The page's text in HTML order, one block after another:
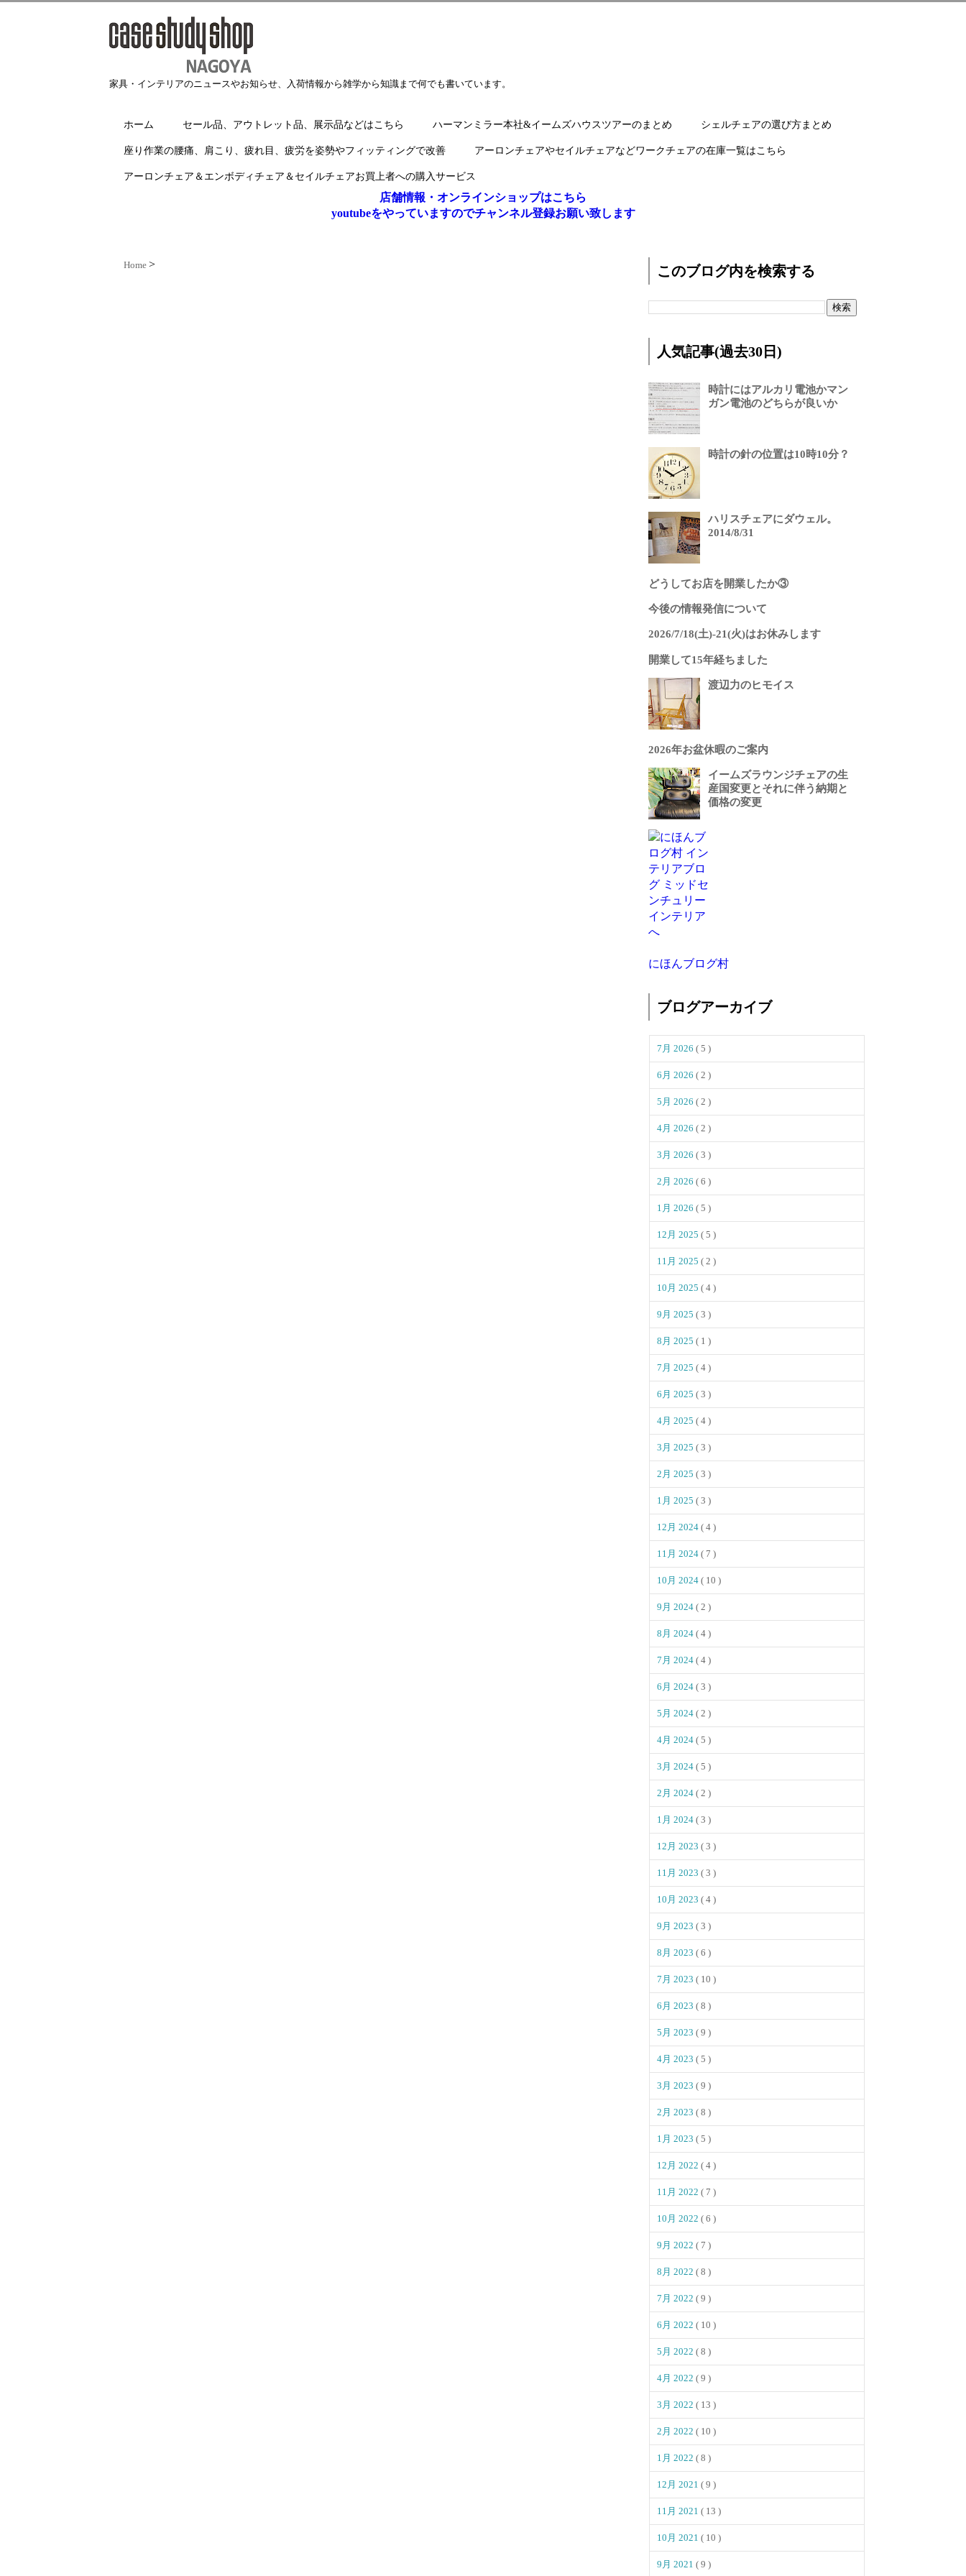
家具・インテリアのニュースやお知らせ、入荷情報から雑学から知識まで何でも書いています。
ホーム セール品、アウトレット品、展示品などはこちら ハーマンミラー本社&イームズハウスツアーのまとめ シェルチェアの選び方まとめ
座り作業の腰痛、肩こり、疲れ目、疲労を姿勢やフィッティングで改善 アーロンチェアやセイルチェアなどワークチェアの在庫一覧はこちら
アーロンチェア＆エンボディチェア＆セイルチェアお買上者への購入サービス
店舗情報・オンラインショップはこちら
youtubeをやっていますのでチャンネル登録お願い致します
Home このブログ内を検索する
人気記事(過去30日)
時計にはアルカリ電池かマン
ガン電池のどちらが良いか
時計の針の位置は10時10分？
ハリスチェアにダウェル。
2014/8/31
どうしてお店を開業したか③
今後の情報発信について
2026/7/18(土)-21(火)はお休みします
開業して15年経ちました
渡辺力のヒモイス
2026年お盆休暇のご案内
イームズラウンジチェアの生
産国変更とそれに伴う納期と
価格の変更
にほんブログ村
ブログアーカイブ
7月 2026 ( 5 )
6月 2026 ( 2 )
5月 2026 ( 2 )
4月 2026 ( 2 )
3月 2026 ( 3 )
2月 2026 ( 6 )
1月 2026 ( 5 )
12月 2025 ( 5 )
11月 2025 ( 2 )
10月 2025 ( 4 )
9月 2025 ( 3 )
8月 2025 ( 1 )
7月 2025 ( 4 )
6月 2025 ( 3 )
4月 2025 ( 4 )
3月 2025 ( 3 )
2月 2025 ( 3 )
1月 2025 ( 3 )
12月 2024 ( 4 )
11月 2024 ( 7 )
10月 2024 ( 10 )
9月 2024 ( 2 )
8月 2024 ( 4 )
7月 2024 ( 4 )
6月 2024 ( 3 )
5月 2024 ( 2 )
4月 2024 ( 5 )
3月 2024 ( 5 )
2月 2024 ( 2 )
1月 2024 ( 3 )
12月 2023 ( 3 )
11月 2023 ( 3 )
10月 2023 ( 4 )
9月 2023 ( 3 )
8月 2023 ( 6 )
7月 2023 ( 10 )
6月 2023 ( 8 )
5月 2023 ( 9 )
4月 2023 ( 5 )
3月 2023 ( 9 )
2月 2023 ( 8 )
1月 2023 ( 5 )
12月 2022 ( 4 )
11月 2022 ( 7 )
10月 2022 ( 6 )
9月 2022 ( 7 )
8月 2022 ( 8 )
7月 2022 ( 9 )
6月 2022 ( 10 )
5月 2022 ( 8 )
4月 2022 ( 9 )
3月 2022 ( 13 )
2月 2022 ( 10 )
1月 2022 ( 8 )
12月 2021 ( 9 )
11月 2021 ( 13 )
10月 2021 ( 10 )
9月 2021 ( 9 )